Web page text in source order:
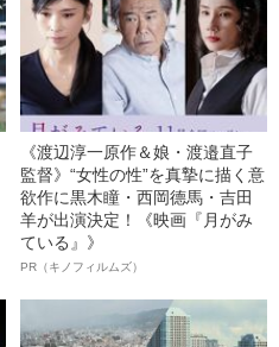
《渡辺淳一原作＆娘・渡邉直子
監督》“女性の性”を真摯に描く意
欲作に黒木瞳・西岡德馬・吉田
羊が出演決定！《映画『月がみ
ている』》
PR（キノフィルムズ）